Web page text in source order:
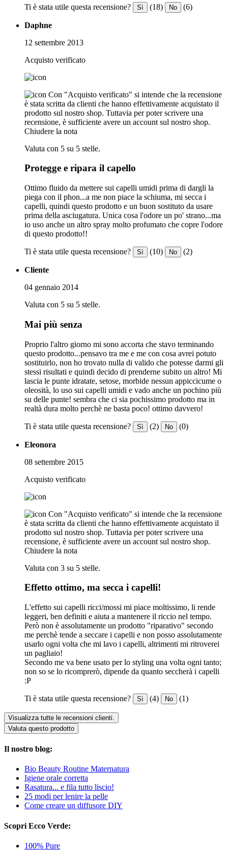
Ti è stata utile questa recensione? Sì (18) No (6)
Daphne
12 settembre 2013
Acquisto verificato
Con "Acquisto verificato" si intende che la recensione
è stata scritta da clienti che hanno effettivamente acquistato il
prodotto sul nostro shop. Tuttavia per poter scrivere una
recensione, è sufficiente avere un account sul nostro shop.
Chiudere la nota
Valuta con 5 su 5 stelle.
Protegge e ripara il capello
Ottimo fluido da mettere sui capelli umidi prima di dargli la
piega con il phon...a me non piace la schiuma, mi secca i
capelli, quindi questo prodotto e un buon sostituto da usare
prima della asciugatura. Unica cosa l'odore un po' strano...ma
io uso anche un altro spray molto profumato che copre l'odore
di questo prodotto!!
Ti è stata utile questa recensione? Sì (10) No (2)
Cliente
04 gennaio 2014
Valuta con 5 su 5 stelle.
Mai più senza
Proprio l'altro giorno mi sono accorta che stavo terminando
questo prodotto...pensavo tra me e me con cosa avrei potuto
sostituirlo, non ho trovato nulla di valido che potesse darmi gli
stessi risultati e quindi decido di prenderne subito un altro! Mi
lascia le punte idratate, setose, morbide nessun appiccicume o
oleosità, lo uso sui capelli umidi e vado anche un pochino più
su delle punte! sembra che ci sia pochissimo prodotto ma in
realtà dura molto perchè ne basta poco! ottimo davvero!
Ti è stata utile questa recensione? Sì (2) No (0)
Eleonora
08 settembre 2015
Acquisto verificato
Con "Acquisto verificato" si intende che la recensione
è stata scritta da clienti che hanno effettivamente acquistato il
prodotto sul nostro shop. Tuttavia per poter scrivere una
recensione, è sufficiente avere un account sul nostro shop.
Chiudere la nota
Valuta con 3 su 5 stelle.
Effetto ottimo, ma secca i capelli!
L'effetto sui capelli ricci/mossi mi piace moltissimo, li rende
leggeri, ben definiti e aiuta a mantenere il riccio nel tempo.
Però non è assolutamente un prodotto "riparativo" secondo
me perchè tende a seccare i capelli e non posso assolutamente
usarlo ogni volta che mi lavo i capelli, altrimenti mi ritroverei
un pagliaio!
Secondo me va bene usato per lo styling una volta ogni tanto;
non so se lo ricomprerò, dipende da quanto seccherà i capelli
:P
Ti è stata utile questa recensione? Sì (4) No (1)
Visualizza tutte le recensioni clienti.
Valuta questo prodotto
Il nostro blog:
Bio Beauty Routine Maternatura
Igiene orale corretta
Rasatura... e fila tutto liscio!
25 modi per lenire la pelle
Come creare un diffusore DIY
Scopri Ecco Verde:
100% Pure